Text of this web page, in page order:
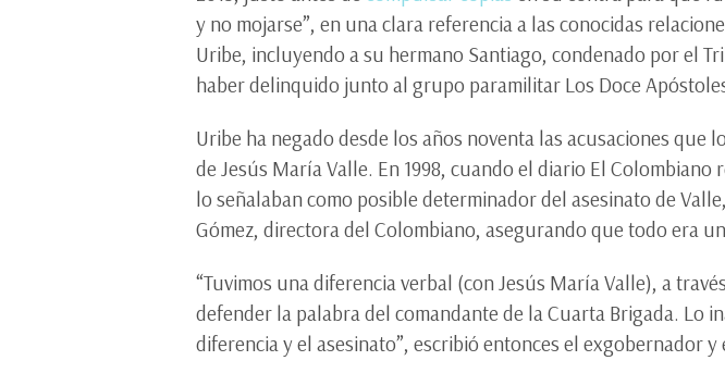
y no mojarse”, en una clara referencia a las conocidas
Uribe, incluyendo a su hermano Santiago, condenado por el
haber delinquido junto al grupo paramilitar Los Doce
Uribe ha negado desde los años noventa las acusaciones que
de Jesús María Valle. En 1998, cuando el diario El
lo señalaban como posible determinador del asesinato de
Gómez, directora del Colombiano, asegurando que todo era
“Tuvimos una diferencia verbal (con Jesús María Valle), a
defender la palabra del comandante de la Cuarta Brigada. Lo
diferencia y el asesinato”, escribió entonces el exgobernador y